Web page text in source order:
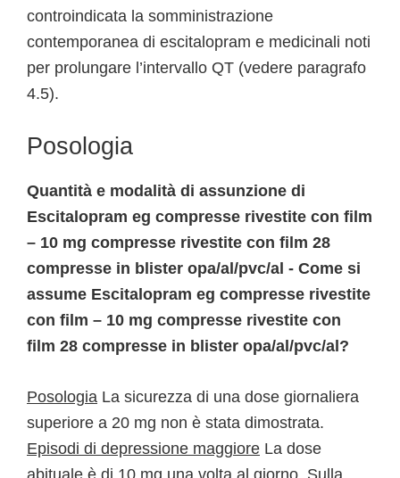
controindicata la somministrazione
contemporanea di escitalopram e medicinali noti
per prolungare l’intervallo QT (vedere paragrafo
4.5).
Posologia
Quantità e modalità di assunzione di
Escitalopram eg compresse rivestite con film
– 10 mg compresse rivestite con film 28
compresse in blister opa/al/pvc/al - Come si
assume Escitalopram eg compresse rivestite
con film – 10 mg compresse rivestite con
film 28 compresse in blister opa/al/pvc/al?
Posologia La sicurezza di una dose giornaliera
superiore a 20 mg non è stata dimostrata.
Episodi di depressione maggiore La dose
abituale è di 10 mg una volta al giorno. Sulla